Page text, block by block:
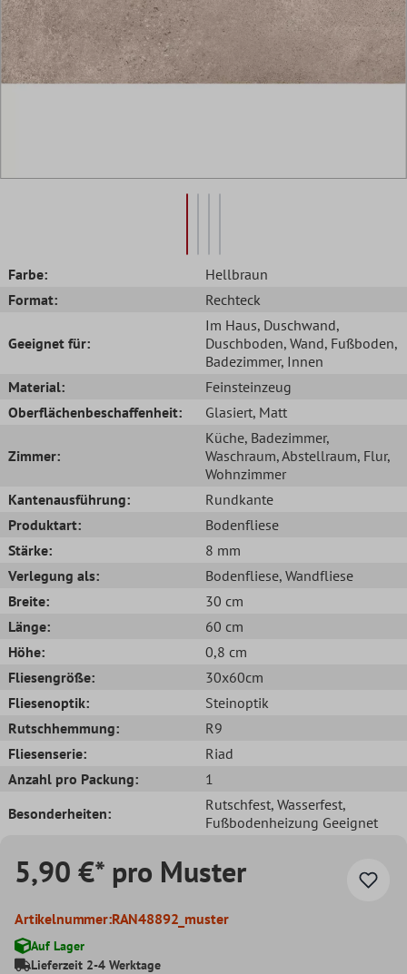
Farbe:
Hellbraun
Format:
Rechteck
Geeignet für:
Im Haus, Duschwand,
Duschboden, Wand, Fußboden,
Badezimmer, Innen
Material:
Feinsteinzeug
Oberflächenbeschaffenheit:
Glasiert, Matt
Zimmer:
Küche, Badezimmer,
Waschraum, Abstellraum, Flur,
Wohnzimmer
Kantenausführung:
Rundkante
Produktart:
Bodenfliese
Stärke:
8 mm
Verlegung als:
Bodenfliese, Wandfliese
Breite:
30 cm
Länge:
60 cm
Höhe:
0,8 cm
Fliesengröße:
30x60cm
Fliesenoptik:
Steinoptik
Rutschhemmung:
R9
Fliesenserie:
Riad
Anzahl pro Packung:
1
Besonderheiten:
Rutschfest, Wasserfest,
Fußbodenheizung Geeignet
5,90 €* pro Muster
Artikelnummer:RAN48892_muster
Auf Lager
Lieferzeit 2-4 Werktage